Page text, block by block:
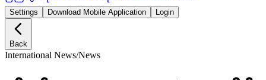
Settings Download Mobile Application Login
Back
International News/News